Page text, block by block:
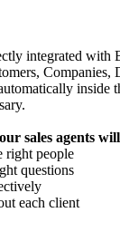
integrated
Companies,
inside
sales agents
right people
questions
each client